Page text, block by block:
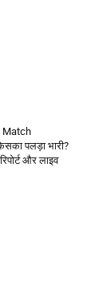
Match
पलड़ा भारी?
और लाइव